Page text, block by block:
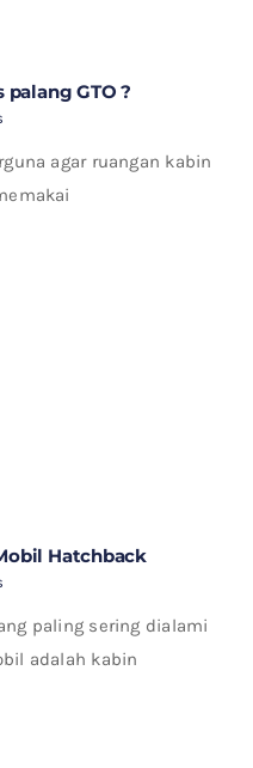
GTO ?
agar ruangan kabin
Hatchback
paling sering dialami
adalah kabin